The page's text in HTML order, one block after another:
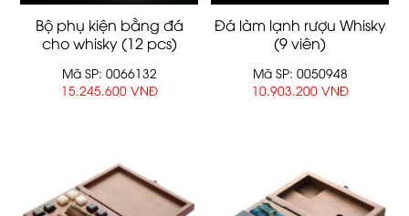
Bộ phụ kiện bằng đá
cho whisky (12 pcs)
Mã SP: 0066132
15.245.600 VNĐ
Đá làm lạnh rượu Whisky
(9 viên)
Mã SP: 0050948
10.903.200 VNĐ